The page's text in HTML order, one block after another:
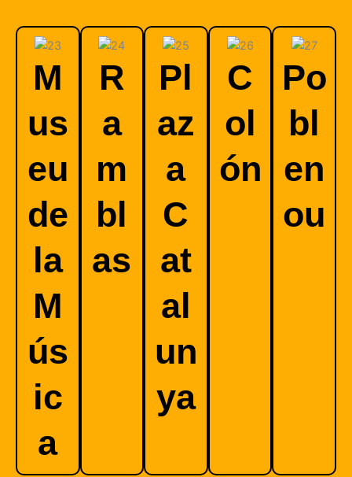
M
us
eu
de
la
M
ús
ic
a
R
a
m
bl
as
Pl
az
a
C
at
al
un
ya
C
ol
ón
Po
bl
en
ou